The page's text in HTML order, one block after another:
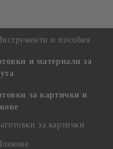
и пособия
и материали за
за картички и
за картички